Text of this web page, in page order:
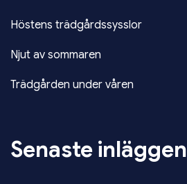
Höstens trädgårdssysslor
Njut av sommaren
Trädgården under våren
Senaste inläggen